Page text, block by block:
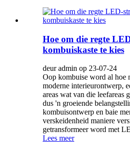
Hoe om die regte
kombuiskaste te kies
deur admin op 23-07-24
Oop kombuise word al hoe
moderne interieurontwerp,
areas wat van die leefareas
dus 'n groeiende
kombuisontwerp en baie
verskeidenheid maniere
getransformeer word met
Lees meer